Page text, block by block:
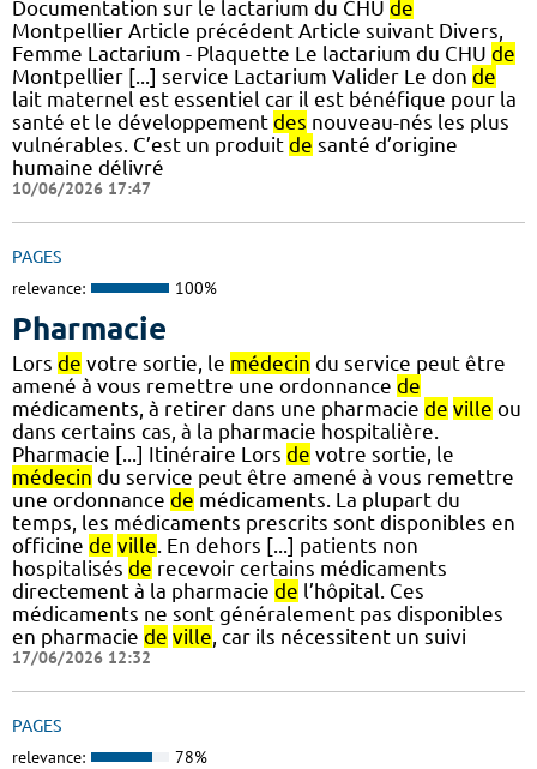
Documentation sur le lactarium du CHU de
Montpellier Article précédent Article suivant Divers,
Femme Lactarium - Plaquette Le lactarium du CHU de
Montpellier [...] service Lactarium Valider Le don de
lait maternel est essentiel car il est bénéfique pour la
santé et le développement des nouveau-nés les plus
vulnérables. C’est un produit de santé d’origine
humaine délivré
10/06/2026 17:47
PAGES
relevance: 100%
Pharmacie
Lors de votre sortie, le médecin du service peut être
amené à vous remettre une ordonnance de
médicaments, à retirer dans une pharmacie de ville ou
dans certains cas, à la pharmacie hospitalière.
Pharmacie [...] Itinéraire Lors de votre sortie, le
médecin du service peut être amené à vous remettre
une ordonnance de médicaments. La plupart du
temps, les médicaments prescrits sont disponibles en
officine de ville . En dehors [...] patients non
hospitalisés de recevoir certains médicaments
directement à la pharmacie de l’hôpital. Ces
médicaments ne sont généralement pas disponibles
en pharmacie de ville , car ils nécessitent un suivi
17/06/2026 12:32
PAGES
relevance: 78%